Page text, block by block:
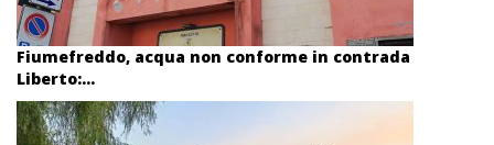
Fiumefreddo, acqua non conforme in contrada
Liberto:...